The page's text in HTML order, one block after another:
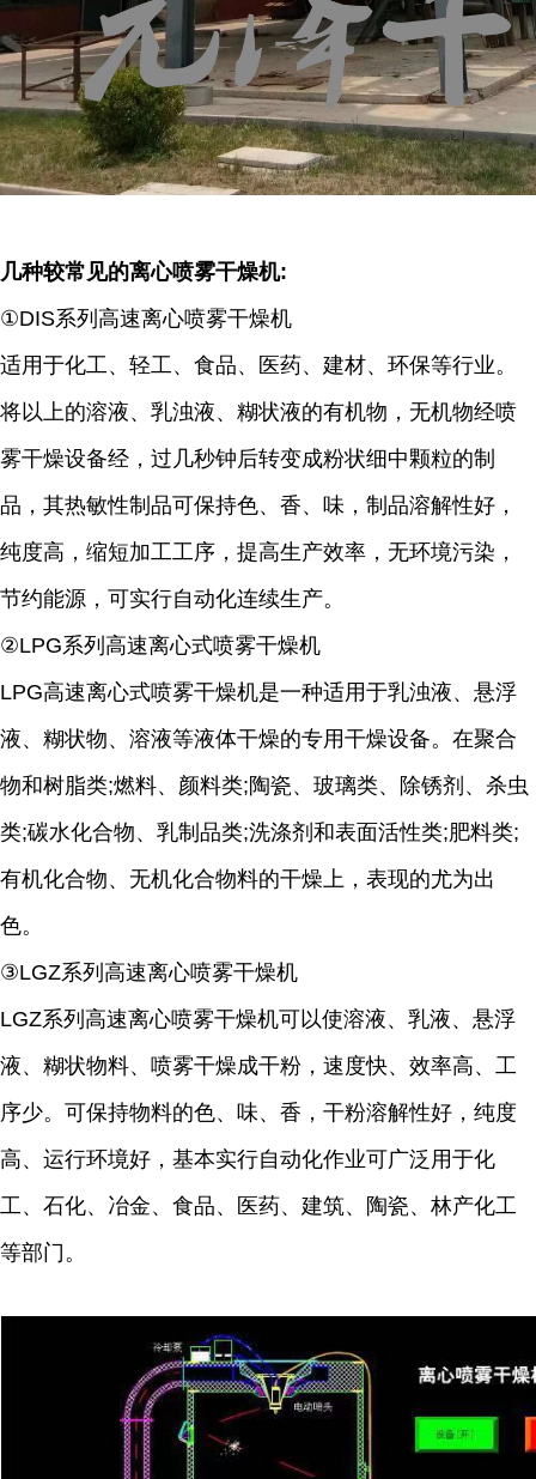
几种较常见的离心喷雾干燥机:
①DIS系列高速离心喷雾干燥机
适用于化工、轻工、食品、医药、建材、环保等行业。
将以上的溶液、乳浊液、糊状液的有机物，无机物经喷
雾干燥设备经，过几秒钟后转变成粉状细中颗粒的制
品，其热敏性制品可保持色、香、味，制品溶解性好，
纯度高，缩短加工工序，提高生产效率，无环境污染，
节约能源，可实行自动化连续生产。
②LPG系列高速离心式喷雾干燥机
LPG高速离心式喷雾干燥机是一种适用于乳浊液、悬浮
液、糊状物、溶液等液体干燥的专用干燥设备。在聚合
物和树脂类;燃料、颜料类;陶瓷、玻璃类、除锈剂、杀虫
类;碳水化合物、乳制品类;洗涤剂和表面活性类;肥料类;
有机化合物、无机化合物料的干燥上，表现的尤为出
色。
③LGZ系列高速离心喷雾干燥机
LGZ系列高速离心喷雾干燥机可以使溶液、乳液、悬浮
液、糊状物料、喷雾干燥成干粉，速度快、效率高、工
序少。可保持物料的色、味、香，干粉溶解性好，纯度
高、运行环境好，基本实行自动化作业可广泛用于化
工、石化、冶金、食品、医药、建筑、陶瓷、林产化工
等部门。